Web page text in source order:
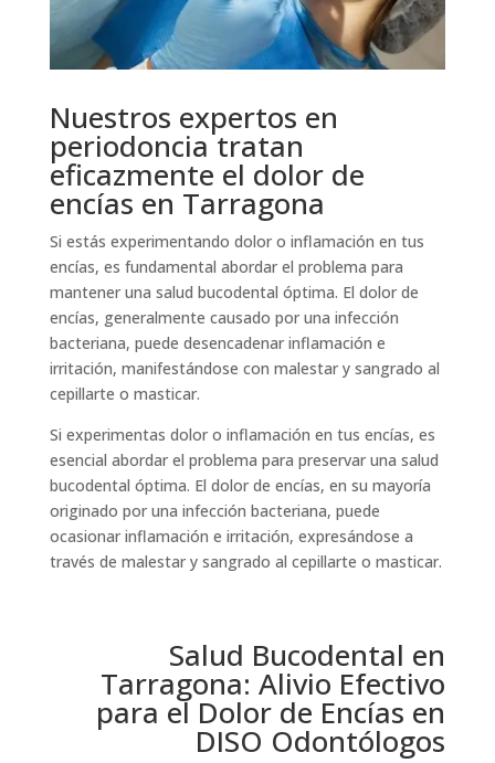
Nuestros expertos en
periodoncia tratan
eficazmente el dolor de
encías en Tarragona
Si estás experimentando dolor o inflamación en tus
encías, es fundamental abordar el problema para
mantener una salud bucodental óptima. El dolor de
encías, generalmente causado por una infección
bacteriana, puede desencadenar inflamación e
irritación, manifestándose con malestar y sangrado al
cepillarte o masticar.
Si experimentas dolor o inflamación en tus encías, es
esencial abordar el problema para preservar una salud
bucodental óptima. El dolor de encías, en su mayoría
originado por una infección bacteriana, puede
ocasionar inflamación e irritación, expresándose a
través de malestar y sangrado al cepillarte o masticar.
Salud Bucodental en
Tarragona: Alivio Efectivo
para el Dolor de Encías en
DISO Odontólogos